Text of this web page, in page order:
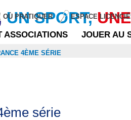
OÙ PRATIQUER ESPACE
UN SPORT,
ASSOCIATIONS JOUER AU
4ÈME SÉRIE
série